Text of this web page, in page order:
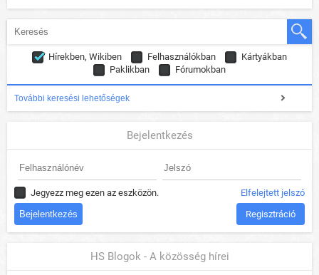
Hírekben, Wikiben Felhasználókban
Kártyákban
Paklikban
Fórumokban
További keresési lehetőségek
Bejelentkezés
Jegyezz meg ezen az eszközön. Elfelejtett jelszó
Regisztráció
HS Blogok - A közösség hírei